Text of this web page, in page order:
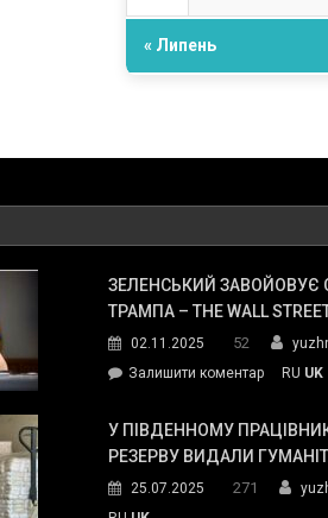
« Липень
ЗЕЛЕНСЬКИЙ ЗАВОЙОВУЄ
ТРАМПА – THE WALL
02.11.2025 52
Залишити коментарon
симпатії
Трампа
RU UK
У ПІВДЕННОМУ
РЕЗЕРВУ ВИДАЛИ
25.07.2025 271